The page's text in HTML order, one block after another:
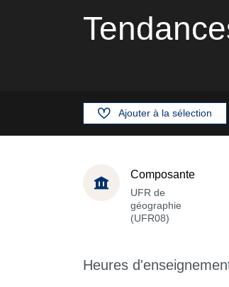
Ajouter à la sélection
Composante
UFR de
géographie
(UFR08)
Heures